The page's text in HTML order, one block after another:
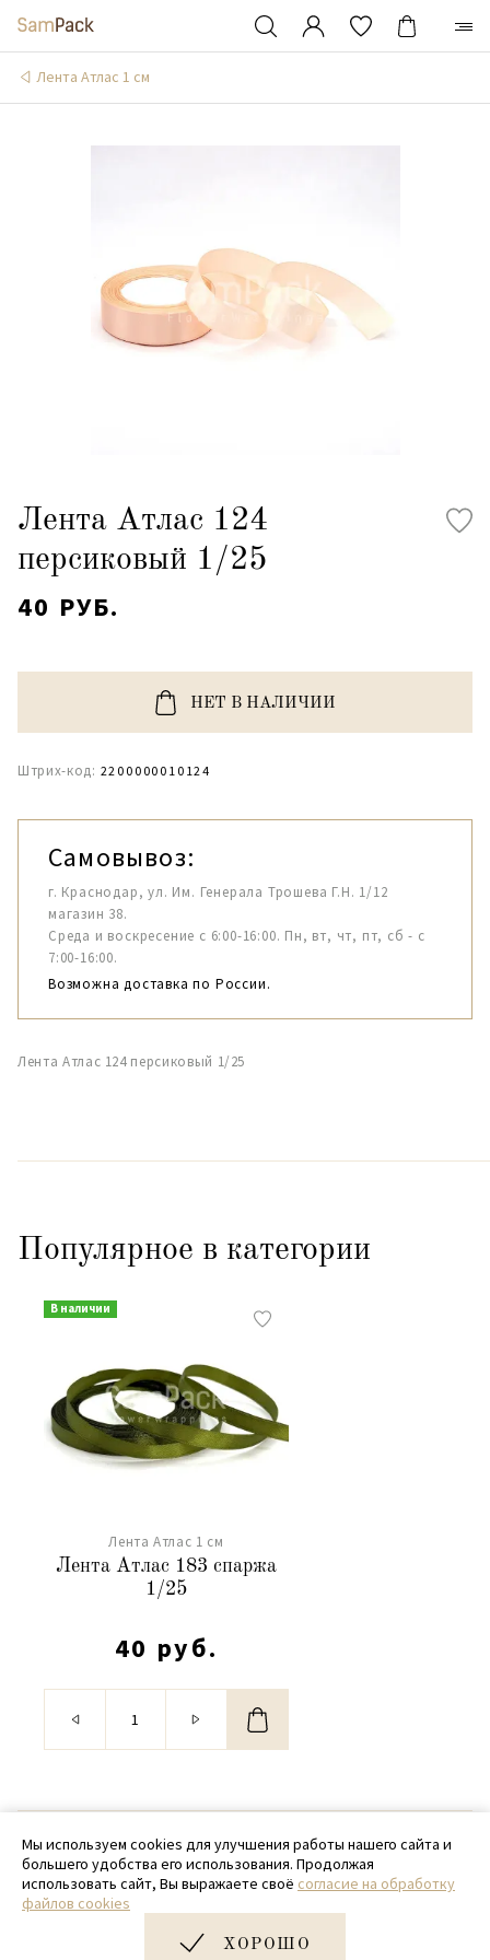
Лента Атлас 1 см
Лента Атлас 124
персиковый 1/25
40 РУБ.
НЕТ В НАЛИЧИИ
Штрих-код: 2200000010124
Самовывоз:
г. Краснодар, ул. Им. Генерала Трошева Г.Н. 1/12
магазин 38.
Среда и воскресение с 6:00-16:00. Пн, вт, чт, пт, сб - с
7:00-16:00.
Возможна доставка по России.
Лента Атлас 124 персиковый 1/25
Популярное в категории
В наличии
Лента Атлас 1 см
Лента Атлас 183 спаржа
1/25
40 руб.
© 2020 - 2026 SamPack
+ 7 (918) 699-97-87
zakaz@sampack.store
Мы используем cookies для улучшения работы нашего сайта и
большего удобства его использования. Продолжая
использовать сайт, Вы выражаете своё согласие на обработку
файлов cookies
ХОРОШО